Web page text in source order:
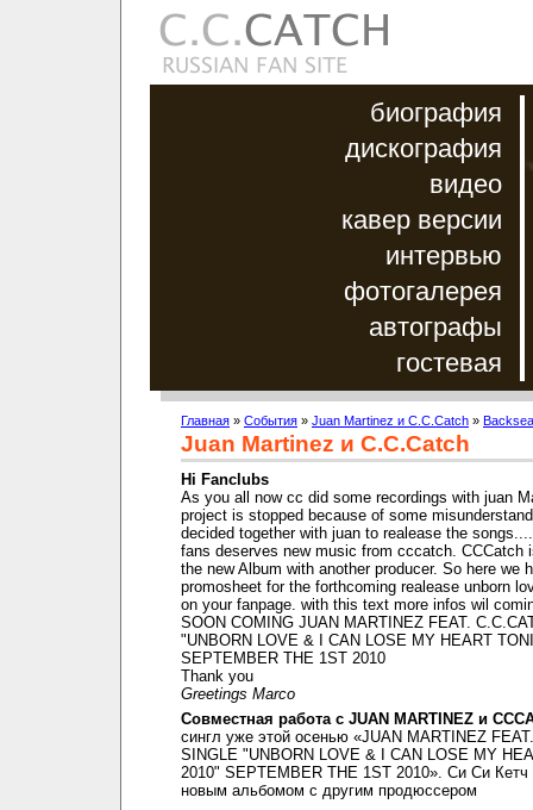
биография
дискография
видео
кавер версии
интервью
фотогалерея
автографы
гостевая
Главная » События » Juan Martinez и C.C.Catch »
Juan Martinez и C.C.Catch
Hi Fanclubs
As you all now cc did some recordings with juan
project is stopped because of some
decided together with juan to realease the
fans deserves new music from cccatch. CCCatch
the new Album with another producer. So here we
promosheet for the forthcoming realease unborn
on your fanpage. with this text more infos wil
SOON COMING JUAN MARTINEZ FEAT.
"UNBORN LOVE & I CAN LOSE MY HEART
SEPTEMBER THE 1ST 2010
Thank you
Greetings Marco
Совместная работа с JUAN MARTINEZ и
сингл уже этой осенью «JUAN MARTINEZ
SINGLE "UNBORN LOVE & I CAN LOSE MY
2010" SEPTEMBER THE 1ST 2010». Си Си Кетч
новым альбомом с другим продюссером